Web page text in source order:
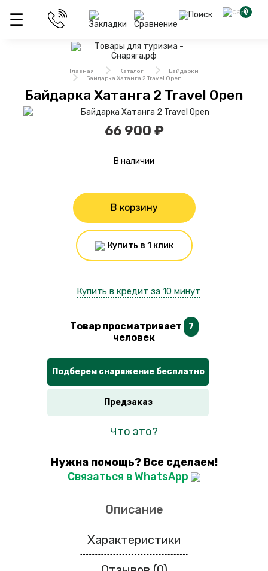
0
Главная Каталог
Байдарки
Байдарка Хатанга 2 Travel Open
Байдарка Хатанга 2 Travel Open
66 900 ₽
В наличии
В корзину
Купить в 1 клик
Купить в кредит за 10 минут
Товар просматривает 7
человек
Подберем снаряжение бесплатно
Предзаказ
Что это?
Нужна помощь? Все сделаем!
Связаться в WhatsApp
Описание
Характеристики